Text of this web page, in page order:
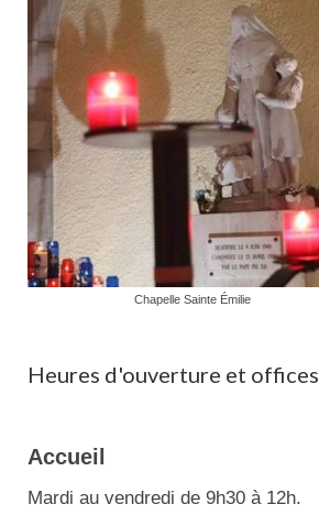
Chapelle Sainte Émilie
Heures d'ouverture et offices
Accueil
Mardi au vendredi de 9h30 à 12h.